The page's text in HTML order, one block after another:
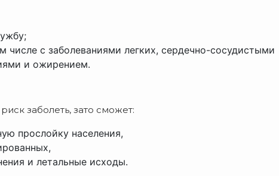
с заболеваниями легких, сердечно-сосудистыми
и ожирением.
заболеть, зато сможет:
прослойку населения,
и летальные исходы.